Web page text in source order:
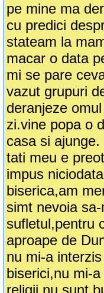
pe mine ma
cu predici
stateam la
macar o data
mi se pare
vazut grupuri
deranjeze
zi.vine popa o
casa si ajunge.
tati meu e
impus
biserica,am
simt nevoia
sufletul,pentru
aproape de
nu mi-a
biserici,nu mi-